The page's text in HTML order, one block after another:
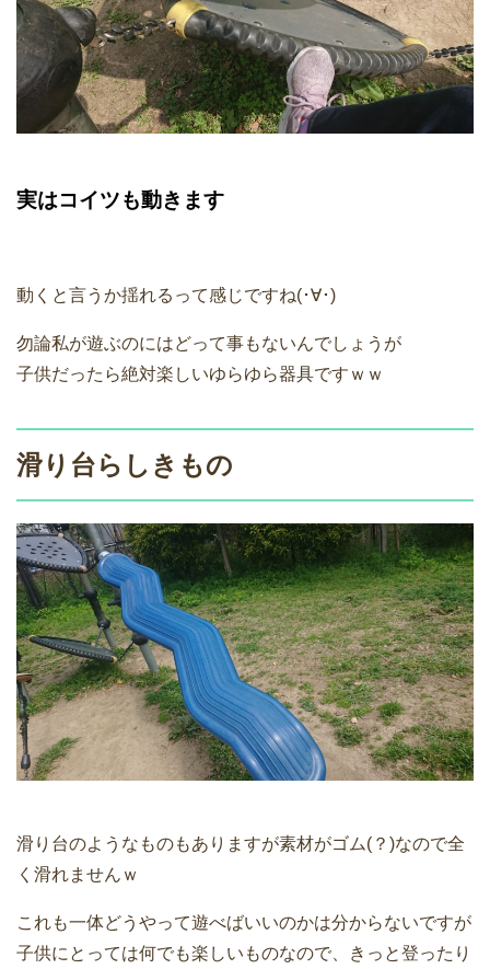
実はコイツも動きます
動くと言うか揺れるって感じですね(･∀･)
勿論私が遊ぶのにはどって事もないんでしょうが
子供だったら絶対楽しいゆらゆら器具ですｗｗ
滑り台らしきもの
滑り台のようなものもありますが素材がゴム(？)なので全
く滑れませんｗ
これも一体どうやって遊べばいいのかは分からないですが
子供にとっては何でも楽しいものなので、きっと登ったり